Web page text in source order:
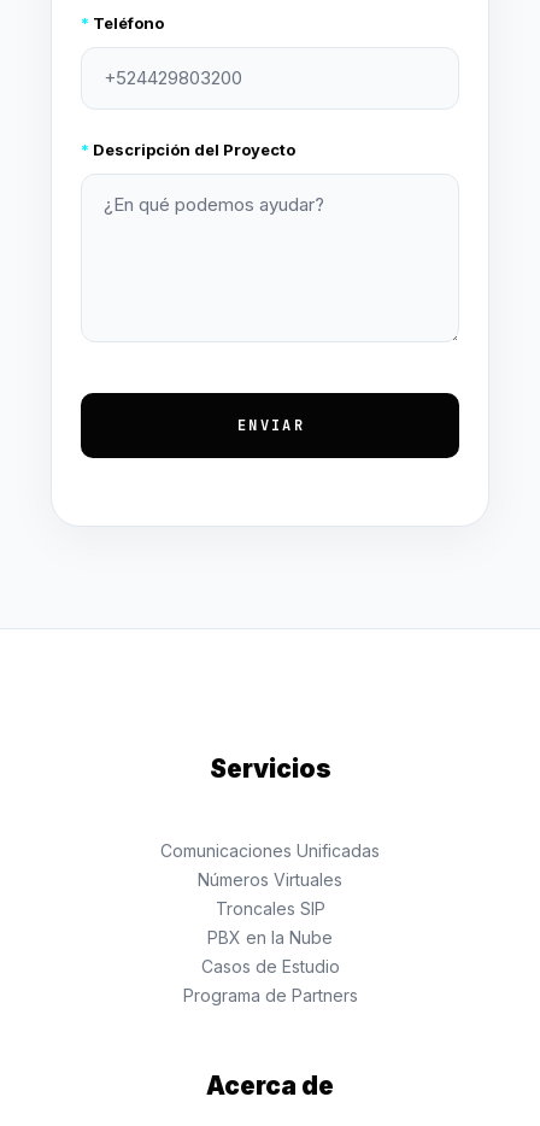
* Teléfono
* Descripción del Proyecto
ENVIAR
Servicios
Comunicaciones Unificadas
Números Virtuales
Troncales SIP
PBX en la Nube
Casos de Estudio
Programa de Partners
Acerca de